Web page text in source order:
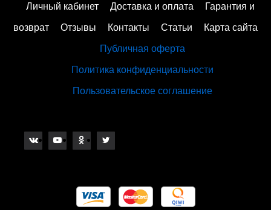
Личный кабинет Доставка и оплата Гарантия и
возврат Отзывы Контакты Статьи Карта сайта
Публичная оферта
Политика конфиденциальности
Пользовательское соглашение